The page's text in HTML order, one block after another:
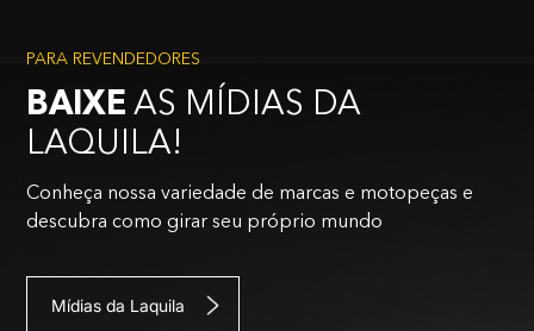
PARA REVENDEDORES
BAIXE AS MÍDIAS DA
LAQUILA!
Conheça nossa variedade de marcas e motopeças e
descubra como girar seu próprio mundo
Mídias da Laquila